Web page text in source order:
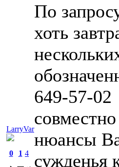
LarryVar
0 1 4
По
хоть
649-57-02
нюансы
сужденья